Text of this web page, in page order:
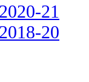
21
20